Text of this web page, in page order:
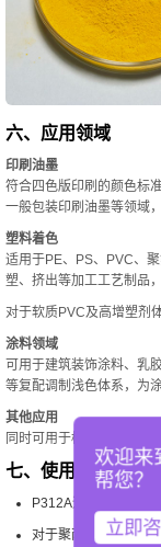
六、应用领域
印刷油墨
符合四色版印刷的颜色标
一般包装印刷油墨等领域
塑料着色
适用于PE、PS、PVC、
塑、挤出等加工工艺制品
对于软质PVC及高增塑剂
涂料领域
可用于建筑装饰涂料、乳
等复配调制浅色体系，为
其他应用
同时可用于橡胶制品、合
七、使用建议
P312A适用于大多数
对于聚丙烯（PP）、
欢迎来
帮您？
立即